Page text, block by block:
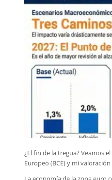
¿El fin de la tregua? Veamos el
Europeo (BCE) y mi